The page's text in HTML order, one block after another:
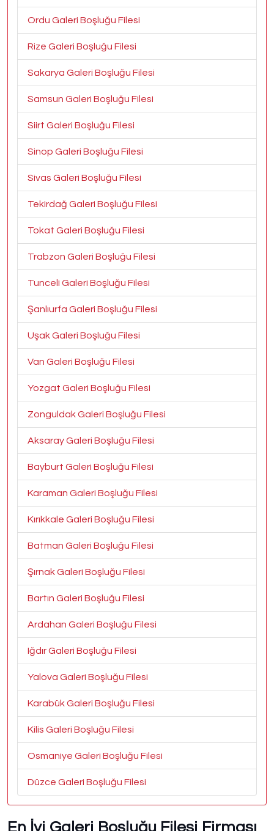
Ordu Galeri Boşluğu Filesi
Rize Galeri Boşluğu Filesi
Sakarya Galeri Boşluğu Filesi
Samsun Galeri Boşluğu Filesi
Siirt Galeri Boşluğu Filesi
Sinop Galeri Boşluğu Filesi
Sivas Galeri Boşluğu Filesi
Tekirdağ Galeri Boşluğu Filesi
Tokat Galeri Boşluğu Filesi
Trabzon Galeri Boşluğu Filesi
Tunceli Galeri Boşluğu Filesi
Şanlıurfa Galeri Boşluğu Filesi
Uşak Galeri Boşluğu Filesi
Van Galeri Boşluğu Filesi
Yozgat Galeri Boşluğu Filesi
Zonguldak Galeri Boşluğu Filesi
Aksaray Galeri Boşluğu Filesi
Bayburt Galeri Boşluğu Filesi
Karaman Galeri Boşluğu Filesi
Kırıkkale Galeri Boşluğu Filesi
Batman Galeri Boşluğu Filesi
Şırnak Galeri Boşluğu Filesi
Bartın Galeri Boşluğu Filesi
Ardahan Galeri Boşluğu Filesi
Iğdır Galeri Boşluğu Filesi
Yalova Galeri Boşluğu Filesi
Karabük Galeri Boşluğu Filesi
Kilis Galeri Boşluğu Filesi
Osmaniye Galeri Boşluğu Filesi
Düzce Galeri Boşluğu Filesi
En İyi Galeri Boşluğu Filesi Firması